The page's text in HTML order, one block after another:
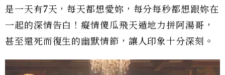
是一天有7天，每天都想愛妳，每分每秒都想跟妳在
一起的深情告白！癡情傻瓜飛天遁地力拼阿湯哥，
甚至還死而復生的幽默情節，讓人印象十分深刻。